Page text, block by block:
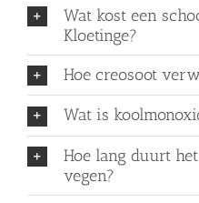
Wat kost een
Kloetinge?
Hoe creosoot
Wat is
Hoe lang duurt
vegen?